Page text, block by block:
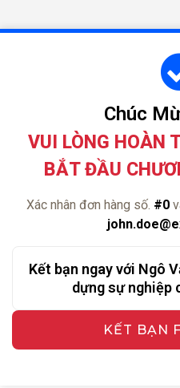
Chúc
VUI LÒNG HOÀN
BẮT ĐẦU
Xác nhân đơn hàng số. #0
Kết bạn ngay với Ngô
dựng sự nghiệp
KẾT BẠN